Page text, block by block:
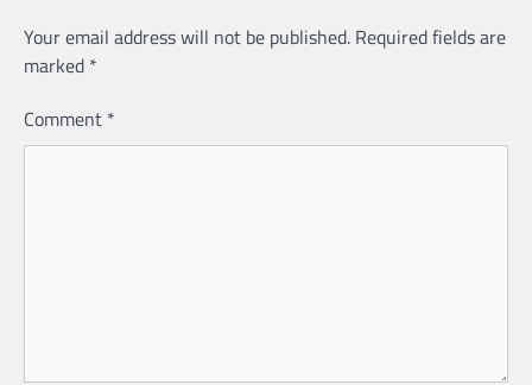
Your email address will not be published. Required fields are
marked *
Comment *